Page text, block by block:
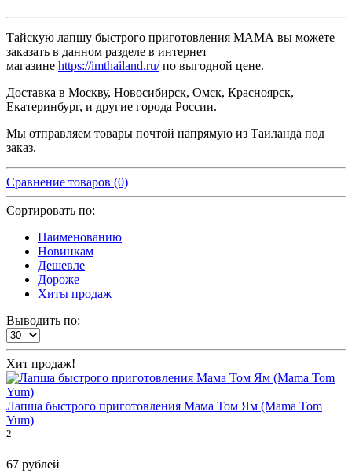
Тайскую лапшу быстрого приготовления МАМА вы можете
заказать в данном разделе в интернет
магазине https://imthailand.ru/по выгодной цене.
Доставка в Москву, Новосибирск, Омск, Красноярск,
Екатеринбург, и другие города России.
Мы отправляем товары почтой напрямую из Таиланда под
заказ.
Сравнение товаров (0)
Сортировать по:
Наименованию
Новинкам
Дешевле
Дороже
Хиты продаж
Выводить по:
Хит продаж!
Лапша быстрого приготовления Мама Том Ям (Mama Tom
Yum)
2
67 рублей